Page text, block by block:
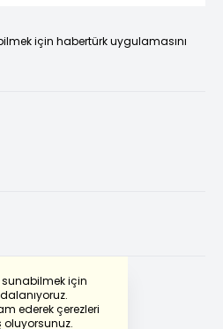
için
ederek çerezleri
oluyorsunuz.
için habertürk uygulamasını
Translate